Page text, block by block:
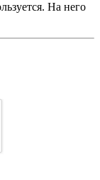
На него